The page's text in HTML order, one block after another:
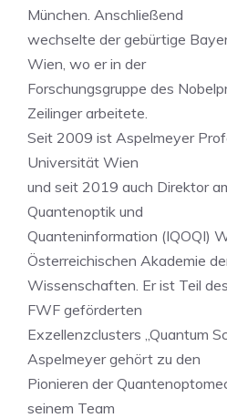
München. Anschließend
wechselte der gebürtige
Wien, wo er in der
Forschungsgruppe des
Zeilinger arbeitete.
Seit 2009 ist Aspelmeyer
Universität Wien
und seit 2019 auch Direktor
Quantenoptik und
Quanteninformation (IQOQI)
Österreichischen Akademie
Wissenschaften. Er ist Teil
FWF geförderten
Exzellenzclusters „Quantum
Aspelmeyer gehört zu den
Pionieren der
seinem Team